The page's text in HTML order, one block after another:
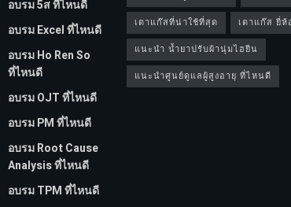
อบรม 5ส ที่ไหนดี
อบรม Excel ที่ไหนดี
อบรม Ho Ren So
ที่ไหนดี
อบรม OJT ที่ไหนดี
อบรม PM ที่ไหนดี
อบรม Root Cause
Analysis ที่ไหนดี
อบรม TPM ที่ไหนดี
เตาแก๊สที่น่าใช้ที่สุด
เตาแก๊ส ยี่
แนะนำ น้ำยาปรับผ้านุ่มไฮยีน
แนะนำศูนย์ดูแลผู้สูงอายุ ที่ไหนดี